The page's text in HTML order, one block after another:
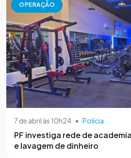
OPERAÇÃO
7 de abril às 10h24 • Polícia
PF investiga rede de
e lavagem de dinheiro